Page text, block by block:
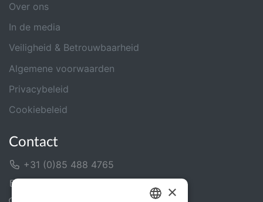
Over ons
In de media
Veiligheid & Betrouwbaarheid
Algemene voorwaarden
Privacybeleid
Cookiebeleid
Contact
+31 (0)85 488 4765
×